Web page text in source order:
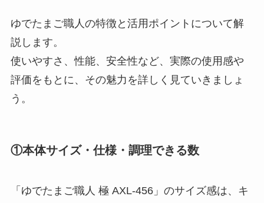
ゆでたまご職人の特徴と活用ポイントについて解
説します。
使いやすさ、性能、安全性など、実際の使用感や
評価をもとに、その魅力を詳しく見ていきましょ
う。
①本体サイズ・仕様・調理できる数
「ゆでたまご職人 極 AXL-456」のサイズ感は、キ